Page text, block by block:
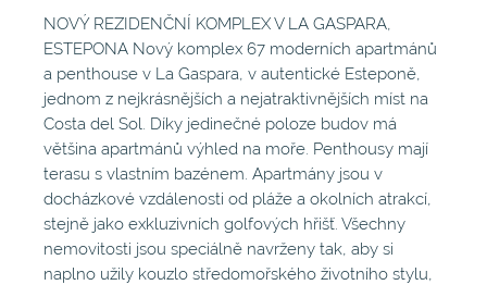
NOVÝ REZIDENČNÍ KOMPLEX V LA GASPARA,
ESTEPONA Nový komplex 67 moderních apartmánů
a penthouse v La Gaspara, v autentické Esteponě,
jednom z nejkrásnějších a nejatraktivnějších míst na
Costa del Sol. Díky jedinečné poloze budov má
většina apartmánů výhled na moře. Penthousy mají
terasu s vlastním bazénem. Apartmány jsou v
docházkové vzdálenosti od pláže a okolních atrakcí,
stejně jako exkluzivních golfových hřišť. Všechny
nemovitosti jsou speciálně navrženy tak, aby si
naplno užily kouzlo středomořského životního stylu,